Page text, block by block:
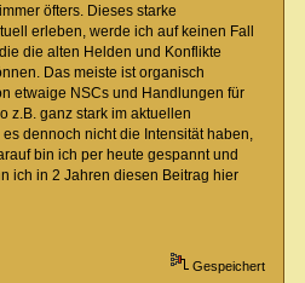
öfters. Dieses starke
erleben, werde ich auf keinen Fall
die alten Helden und Konflikte
Das meiste ist organisch
etwaige NSCs und Handlungen für
z.B. ganz stark im aktuellen
dennoch nicht die Intensität haben,
bin ich per heute gespannt und
ich in 2 Jahren diesen Beitrag hier
Gespeichert